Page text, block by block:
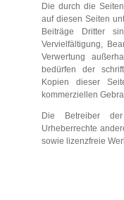
Die durch die
auf diesen Seiten
Beiträge Dritter
Vervielfältigung,
Verwertung
bedürfen der
Kopien dieser
kommerziellen
Die Betreiber
Urheberrechte
sowie lizenzfreie